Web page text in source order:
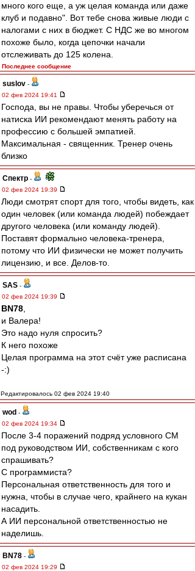
много кого еще, а уж целая команда или даже
клуб и подавно". Вот тебе снова живые люди с
налогами с них в бюджет. С НДС же во многом
похоже было, когда цепочки начали
отслеживать до 125 колена.
Последнее сообщение
suslov -
02 фев 2024 19:41
Господа, вы не правы. Чтобы уберечься от
натиска ИИ рекомендают менять работу на
профессию с большей эмпатией.
Максимальная - священник. Тренер очень
близко
Спектр -
02 фев 2024 19:39
Люди смотрят спорт для того, чтобы видеть, как
один человек (или команда людей) побеждает
другого человека (или команду людей).
Поставят формально человека-тренера,
потому что ИИ физически не может получить
лицензию, и все. Делов-то.
SAS -
02 фев 2024 19:39
BN78
и Валера!
Это надо нуля спросить?
К него похоже
Целая программа на этот счёт уже расписана
-:)
Редактировалось 02 фев 2024 19:40
wod -
02 фев 2024 19:34
После 3-4 поражений подряд условного СМ
под руководством ИИ, собственникам с кого
спрашивать?
С программиста?
Персональная ответственность для того и
нужна, чтобы в случае чего, крайнего на кукан
насадить.
А ИИ персональной ответственностью не
наделишь.
BN78 -
02 фев 2024 19:29